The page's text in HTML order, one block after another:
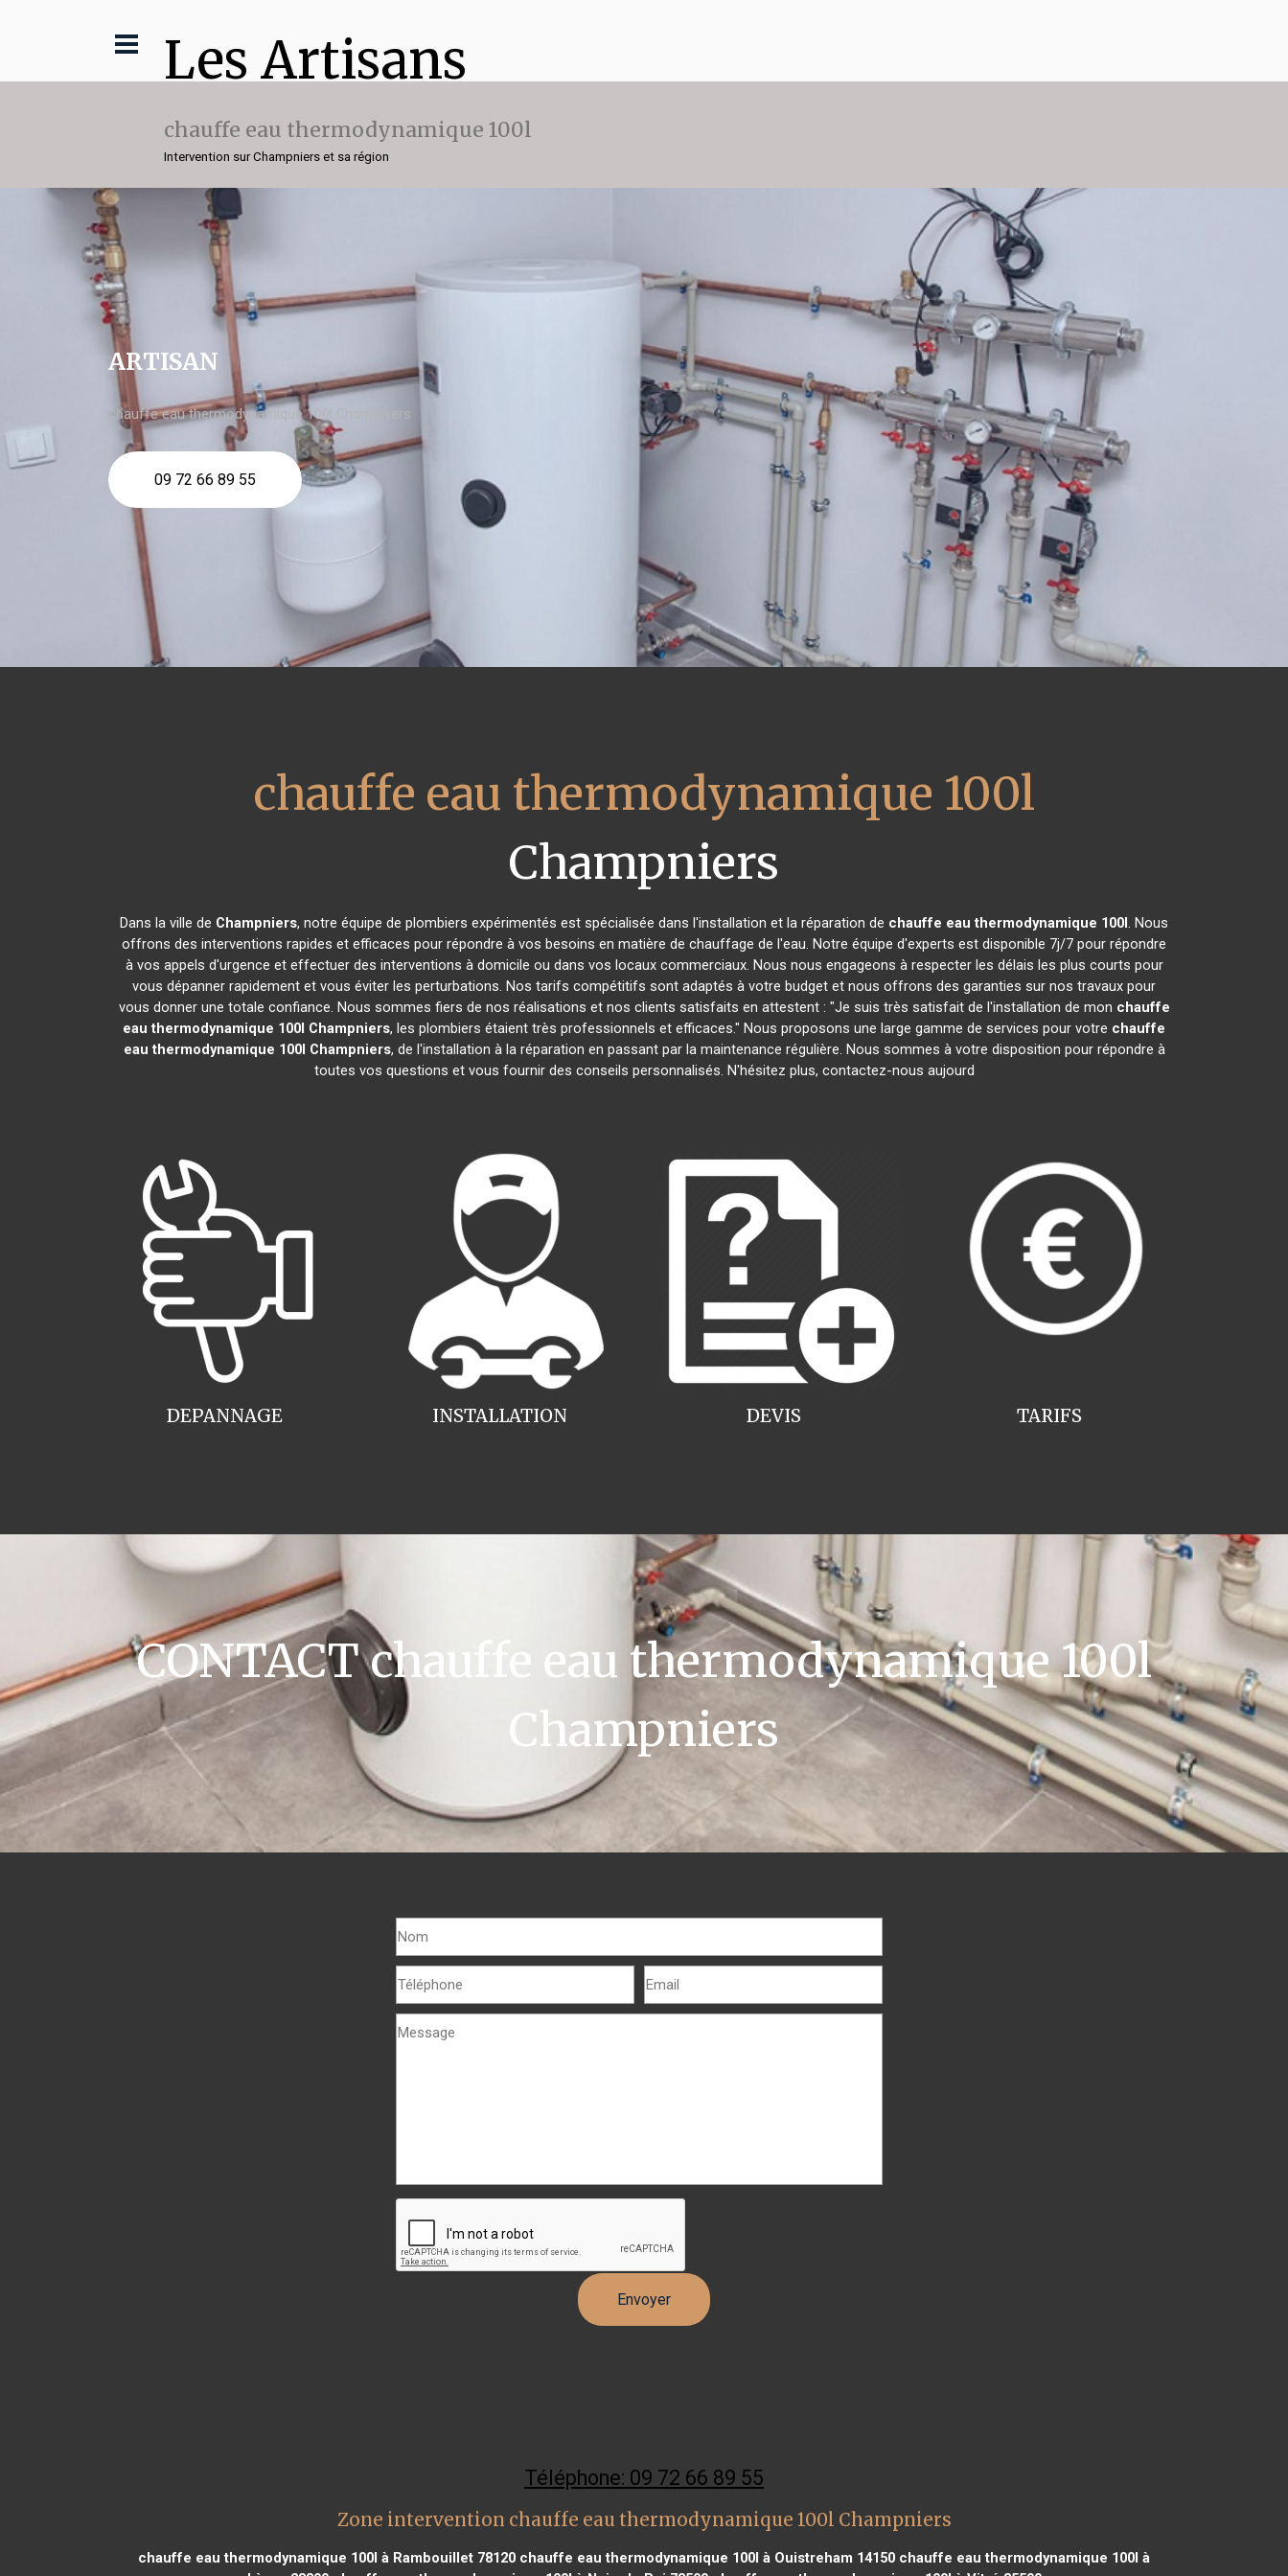
Les Artisans
chauffe eau thermodynamique 100l
Intervention sur Champniers et sa région
ARTISAN
chauffe eau thermodynamique 100l Champniers
09 72 66 89 55
chauffe eau thermodynamique 100l
Champniers
Dans la ville de Champniers, notre équipe de plombiers expérimentés est spécialisée dans l'installation et la réparation de chauffe eau thermodynamique 100l. Nous
offrons des interventions rapides et efficaces pour répondre à vos besoins en matière de chauffage de l'eau. Notre équipe d'experts est disponible 7j/7 pour répondre
à vos appels d'urgence et effectuer des interventions à domicile ou dans vos locaux commerciaux. Nous nous engageons à respecter les délais les plus courts pour
vous dépanner rapidement et vous éviter les perturbations. Nos tarifs compétitifs sont adaptés à votre budget et nous offrons des garanties sur nos travaux pour
vous donner une totale confiance. Nous sommes fiers de nos réalisations et nos clients satisfaits en attestent : "Je suis très satisfait de l'installation de mon chauffe
eau thermodynamique 100l Champniers, les plombiers étaient très professionnels et efficaces." Nous proposons une large gamme de services pour votre chauffe
eau thermodynamique 100l Champniers, de l'installation à la réparation en passant par la maintenance régulière. Nous sommes à votre disposition pour répondre à
toutes vos questions et vous fournir des conseils personnalisés. N'hésitez plus, contactez-nous aujourd
INSTALLATION
DEPANNAGE TARIFS
DEVIS
CONTACT chauffe eau thermodynamique 100l
Champniers
Téléphone: 09 72 66 89 55
Zone intervention chauffe eau thermodynamique 100l Champniers
chauffe eau thermodynamique 100l à Rambouillet 78120 chauffe eau thermodynamique 100l à Ouistreham 14150 chauffe eau thermodynamique 100l à